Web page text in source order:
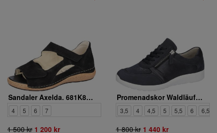
Sandaler Axelda. 681K80-201-001
4 5 6 7
1 500 kr 1 200 kr
Promenadskor Waldläufer. 815M01-408-217
3,5 4 4,5 5 5,5 6 6,5
1 800 kr 1 440 kr